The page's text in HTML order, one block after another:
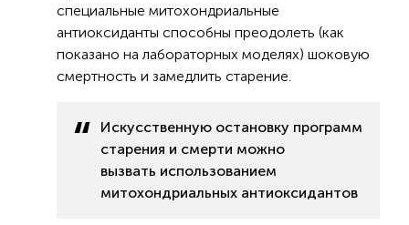
специальные митохондриальные
антиоксиданты способны преодолеть (как
показано на лабораторных моделях) шоковую
смертность и замедлить старение.
Искусственную остановку программ
старения и смерти можно
вызвать использованием
митохондриальных антиоксидантов